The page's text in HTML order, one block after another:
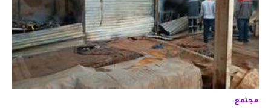
مجتمع